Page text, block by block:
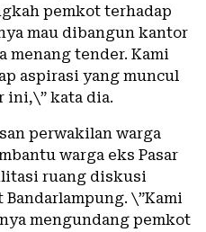
pemkot terhadap
mau dibangun kantor
menang tender. Kami
aspirasi yang muncul
ini,\” kata dia.
perwakilan warga
warga eks Pasar
ruang diskusi
Bandarlampung. \”Kami
mengundang pemkot